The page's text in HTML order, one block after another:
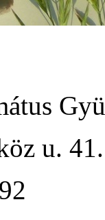
u. 41.